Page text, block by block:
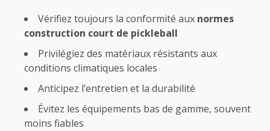
Vérifiez toujours la conformité aux normes
construction court de pickleball
Privilégiez des matériaux résistants aux
conditions climatiques locales
Anticipez l’entretien et la durabilité
Évitez les équipements bas de gamme, souvent
moins fiables